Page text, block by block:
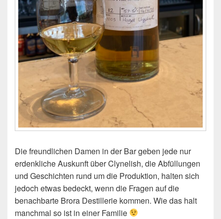
Die freundlichen Damen in der Bar geben jede nur
erdenkliche Auskunft über Clynelish, die Abfüllungen
und Geschichten rund um die Produktion, halten sich
jedoch etwas bedeckt, wenn die Fragen auf die
benachbarte Brora Destillerie kommen. Wie das halt
manchmal so ist in einer Familie